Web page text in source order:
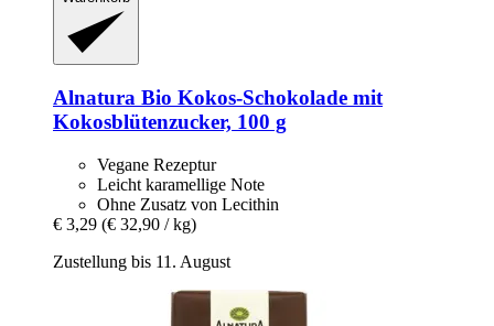
Alnatura Bio Kokos-​Schokolade mit
Kokosblütenzucker, 100 g
Vegane Rezeptur
Leicht karamellige Note
Ohne Zusatz von Lecithin
€ 3,29 (€ 32,90 / kg)
Zustellung bis 11. August